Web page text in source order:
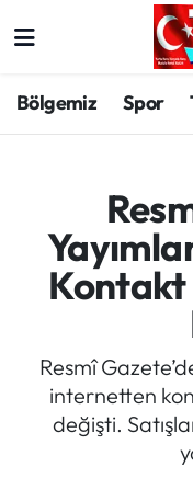
Bölgemiz Spor
Kontakt
Resmî
internetten
değişti.
Spor
Türkiye
Kültür/Sanat
Politika
Politik Kulis
Dünya
Trabzon Hava
Trabzon Trafik
Süper Lig
Tüm Manşetler
Son Dakika
Haber Arşivi